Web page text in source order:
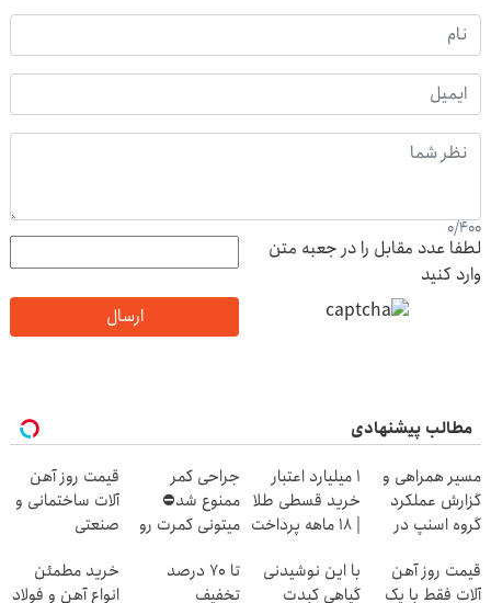
0/400
لطفا عدد مقابل را در جعبه متن
وارد کنید
ارسال
مطالب پیشنهادی
مسیر همراهی و
گزارش عملکرد
گروه اسنپ در
۱ میلیارد اعتبار
خرید قسطی طلا
| ۱۸ ماهه پرداخت
جراحی کمر
ممنوع شد⛔
میتونی کمرت رو
کنی! 👈🏻
پرسش‌نامه
قیمت روز آهن
آلات ساختمانی و
صنعتی
قیمت روز آهن
آلات فقط با یک
با این نوشیدنی
گیاهی کبدت
تا 70 درصد
تخفیف
خرید مطمئن
انواع آهن و فولاد